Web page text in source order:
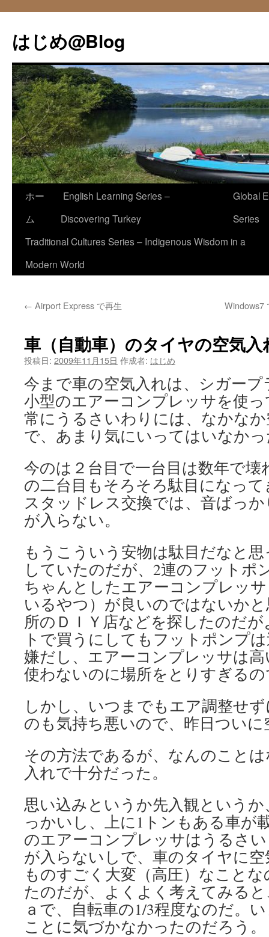
テ
ン
へ
ス
キ
ッ
プ
はじめ@Blog
ホー
ム
English Learning Series –
Discovering Turkey
Global
Series
Traditional Cultures Series – Indigenous Wisdom in a
Modern World
← Airport Express で再生 Windows7
車（自動車）のタイヤの空気入
投稿日: 2009年11月15日 作成者: はじめ
今まで車の空気入れは、シガー
小型のエアーコンプレッサを使
常にうるさいわりには、なかな
で、あまり気にいってはいなか
今のは２台目で一台目は数年で
の二台目もそろそろ駄目になっ
スタッドレス交換では、音ばっ
が入らない。
もうこういう安物は駄目だなと
していたのだが、2連のフットポ
ちゃんとしたエアーコンプレッ
いるやつ）が良いのではないか
所のＤＩＹ店などを探したのだ
トで買うにしてもフットポンプ
嫌だし、エアーコンプレッサは
使わないのに場所をとりすぎる
しかし、いつまでもエア調整せ
のも気持ち悪いので、昨日つい
その方法であるが、なんのこと
入れで十分だった。
思い込みというか先入観という
っかいし、上に1トンもある車が
のエアーコンプレッサはうるさ
が入らないしで、車のタイヤに
ものすごく大変（高圧）なこと
たのだが、よくよく考えてみる
ａで、自転車の1/3程度なのだ。
ことに気づかなかったのだろう。